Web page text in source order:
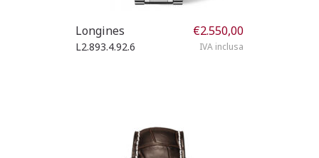
Longines
L2.893.4.92.6
€2.550,00
IVA inclusa